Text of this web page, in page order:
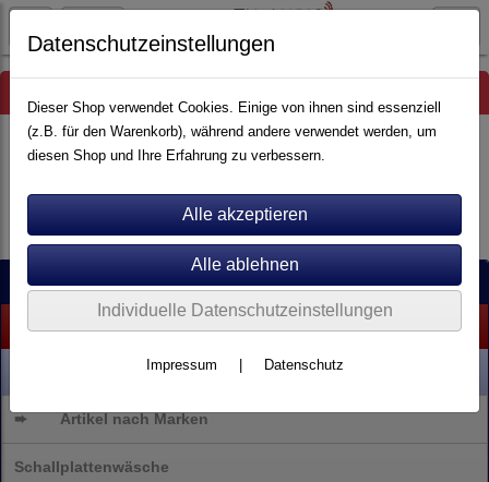
Kategorien
% SALE %
➨ Artikel nach Marken
Schallplattenwäsche
Datenschutzeinstellungen
Dieser Shop verwendet Cookies. Einige von ihnen sind essenziell
(z.B. für den Warenkorb), während andere verwendet werden, um
diesen Shop und Ihre Erfahrung zu verbessern.
Individuelle Datenschutzeinstellungen
Impressum Datenschutz